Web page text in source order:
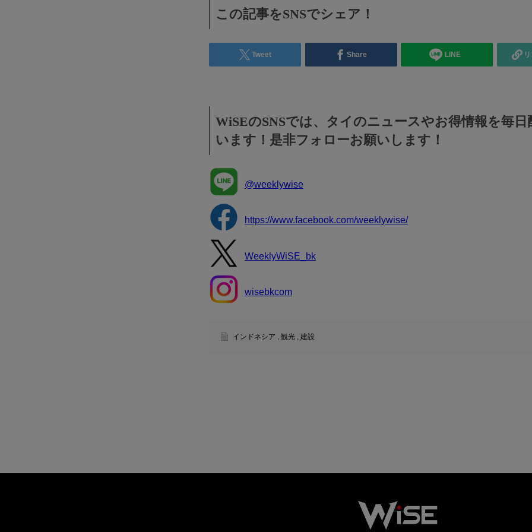
この記事をSNSでシェア！
Tweet Share LINE
WiSEのSNSでは、タイのニュースやお得情報を毎日
います！是非フォローお願いします！
@weeklywise
https://www.facebook.com/weeklywise/
WeeklyWiSE_bk
wisebkcom
インドネシア , 観光 , 建設